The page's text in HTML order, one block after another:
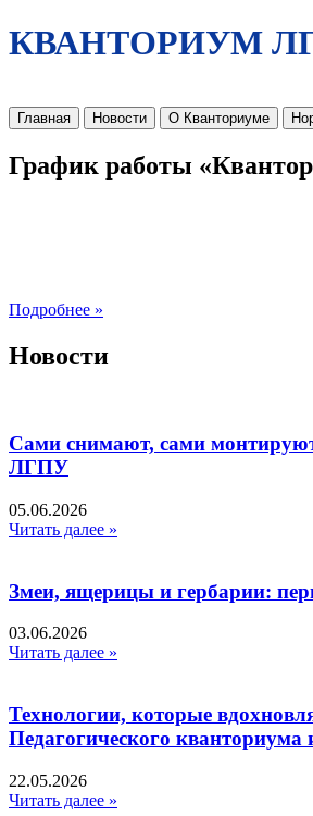
КВАНТОРИУМ
Главная Новости О Кванториуме
График работы
Подробнее »
Новости
Сами снимают, сами
ЛГПУ​
05.06.2026
Читать далее »
Змеи, ящерицы и гербарии:
03.06.2026
Читать далее »
Технологии, которые
Педагогического
22.05.2026
Читать далее »